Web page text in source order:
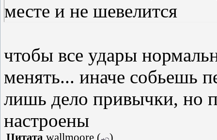
месте и не шевелится
чтобы все удары
менять... иначе собьешь
лишь дело привычки, но
настроены
Цитата wallmoore ( )